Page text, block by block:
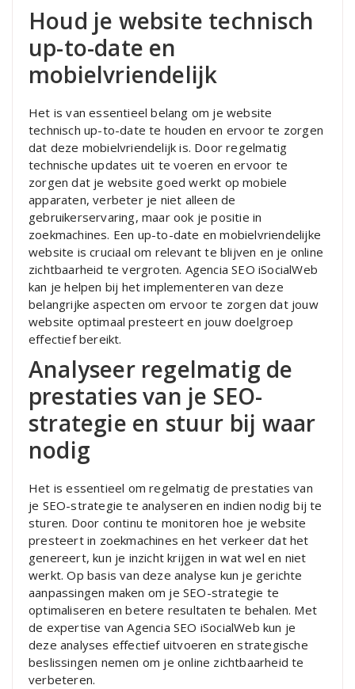
Houd je website technisch
up-to-date en
mobielvriendelijk
Het is van essentieel belang om je website
technisch up-to-date te houden en ervoor te zorgen
dat deze mobielvriendelijk is. Door regelmatig
technische updates uit te voeren en ervoor te
zorgen dat je website goed werkt op mobiele
apparaten, verbeter je niet alleen de
gebruikerservaring, maar ook je positie in
zoekmachines. Een up-to-date en mobielvriendelijke
website is cruciaal om relevant te blijven en je online
zichtbaarheid te vergroten. Agencia SEO iSocialWeb
kan je helpen bij het implementeren van deze
belangrijke aspecten om ervoor te zorgen dat jouw
website optimaal presteert en jouw doelgroep
effectief bereikt.
Analyseer regelmatig de
prestaties van je SEO-
strategie en stuur bij waar
nodig
Het is essentieel om regelmatig de prestaties van
je SEO-strategie te analyseren en indien nodig bij te
sturen. Door continu te monitoren hoe je website
presteert in zoekmachines en het verkeer dat het
genereert, kun je inzicht krijgen in wat wel en niet
werkt. Op basis van deze analyse kun je gerichte
aanpassingen maken om je SEO-strategie te
optimaliseren en betere resultaten te behalen. Met
de expertise van Agencia SEO iSocialWeb kun je
deze analyses effectief uitvoeren en strategische
beslissingen nemen om je online zichtbaarheid te
verbeteren.